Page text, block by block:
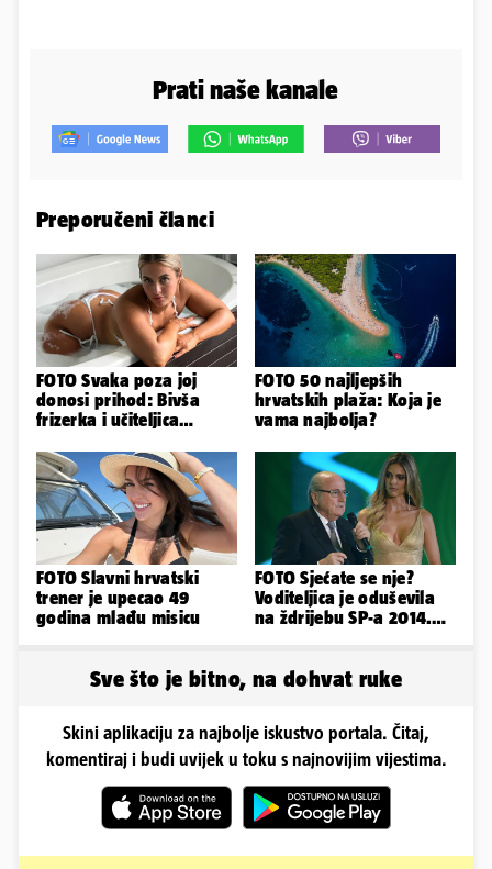
Prati naše kanale
Preporučeni članci
FOTO Svaka poza joj
donosi prihod: Bivša
frizerka i učiteljica
Instagram
FOTO 50 najljepših
hrvatskih plaža: Koja je
vama najbolja?
FOTO Slavni hrvatski
trener je upecao 49
godina mlađu misicu
FOTO Sjećate se nje?
Voditeljica je oduševila
na ždrijebu SP-a 2014.
Sve što je bitno, na dohvat ruke
Skini aplikaciju za najbolje iskustvo portala. Čitaj,
komentiraj i budi uvijek u toku s najnovijim vijestima.